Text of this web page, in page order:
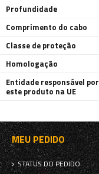
Profundidade
Comprimento do cabo
Classe de proteção
Homologação
Entidade responsável por
este produto na UE
MEU PEDIDO
STATUS DO PEDIDO